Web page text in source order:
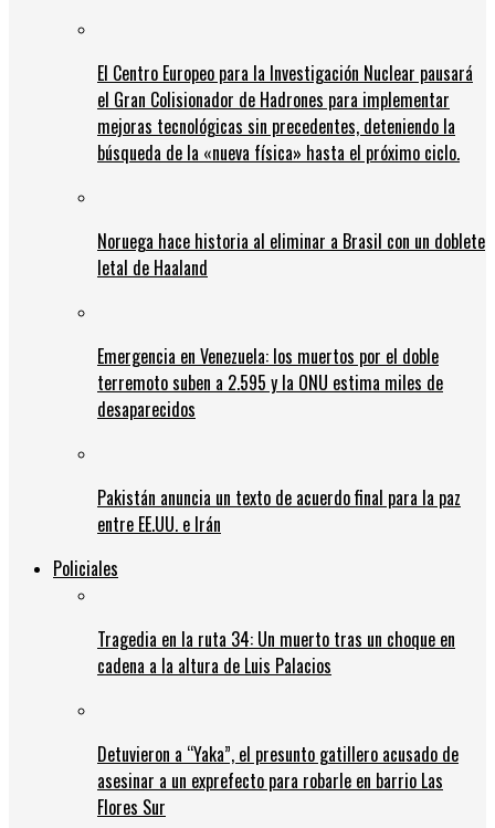
El Centro Europeo para la Investigación Nuclear pausará
el Gran Colisionador de Hadrones para implementar
mejoras tecnológicas sin precedentes, deteniendo la
búsqueda de la «nueva física» hasta el próximo ciclo.
Noruega hace historia al eliminar a Brasil con un doblete
letal de Haaland
Emergencia en Venezuela: los muertos por el doble
terremoto suben a 2.595 y la ONU estima miles de
desaparecidos
Pakistán anuncia un texto de acuerdo final para la paz
entre EE.UU. e Irán
Policiales
Tragedia en la ruta 34: Un muerto tras un choque en
cadena a la altura de Luis Palacios
Detuvieron a “Yaka”, el presunto gatillero acusado de
asesinar a un exprefecto para robarle en barrio Las
Flores Sur